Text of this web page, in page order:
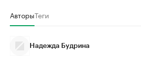
АвторыТеги
Надежда Будрина